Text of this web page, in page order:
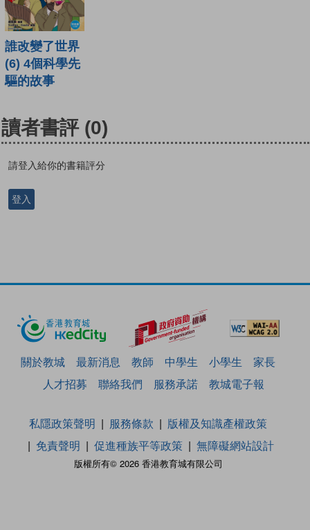
誰改變了世界
(6) 4個科學先
驅的故事
讀者書評 (0)
請登入給你的書籍評分
登入
關於教城 最新消息 教師 中學生 小學生
家長
人才招募
聯絡我們 服務承諾 教城電子報
版權所有© 2026 香港教育城有限公司
私隱政策聲明 服務條款
版權及知識產權政策
免責聲明
促進種族平等政策 無障礙網站設計